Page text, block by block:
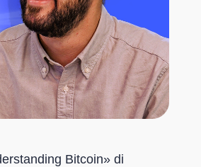
Bitcoin» di